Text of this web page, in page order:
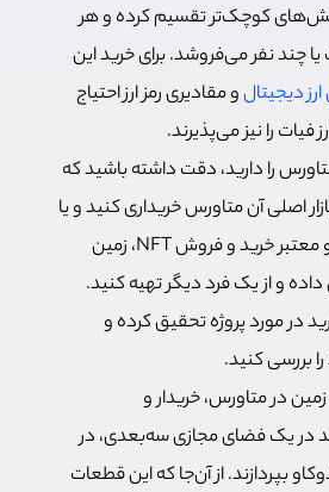
کوچک‌تر تقسیم کرده و هر
چند نفر می‌فروشد. برای خرید این
دیجیتالو مقادیری رمز ارز احتیاج
فیات را نیز می‌پذیرند.
را دارید، دقت داشته باشید که
اصلی آن متاورس خریداری کنید و یا
از بازارهای ثانویه رسمی و معتبر خرید و فروش NFT، زمین
و از یک فرد دیگر تهیه کنید.
در مورد پروژه تحقیق کرده و
بررسی کنید.
در متاورس، خریدار و
در یک فضای مجازی سه‌بعدی، در
بپردازند. از آن‌جا که این قطعات